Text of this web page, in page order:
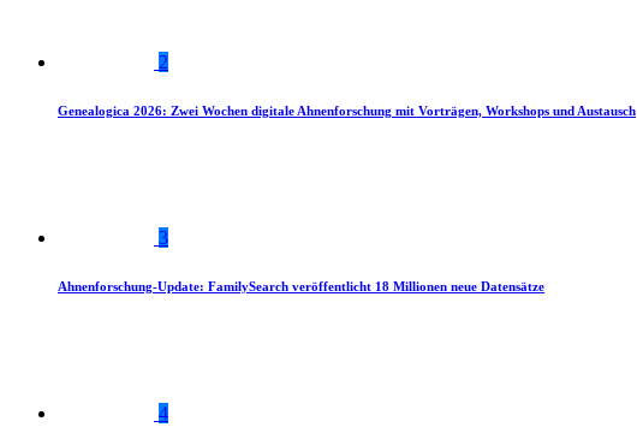
2
Genealogica 2026: Zwei Wochen digitale Ahnenforschung mit Vorträgen, Workshops und Austausch
3
Ahnenforschung-Update: FamilySearch veröffentlicht 18 Millionen neue Datensätze
4